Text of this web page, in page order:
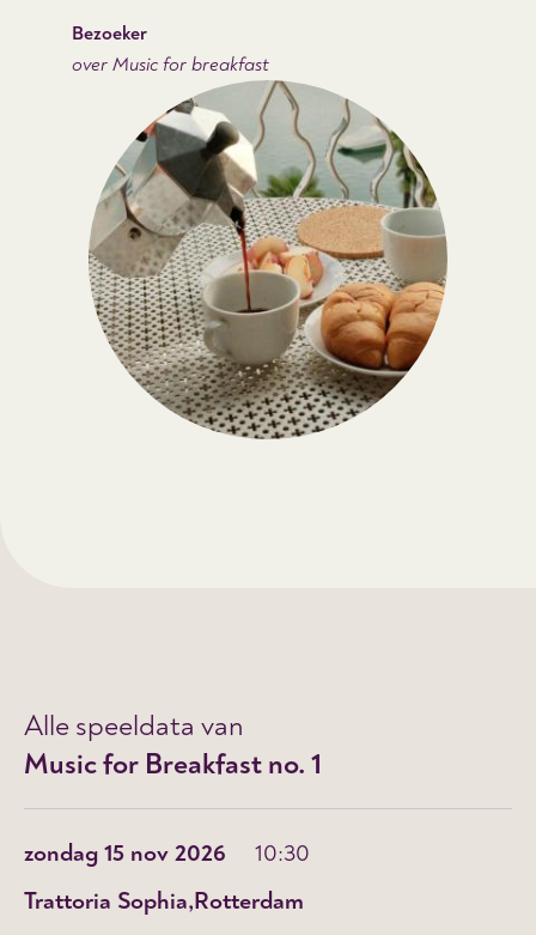
Bezoeker
over Music for breakfast
Alle speeldata van
Music for Breakfast no. 1
zondag 15 nov 2026
10:30
Rotterdam
Trattoria Sophia